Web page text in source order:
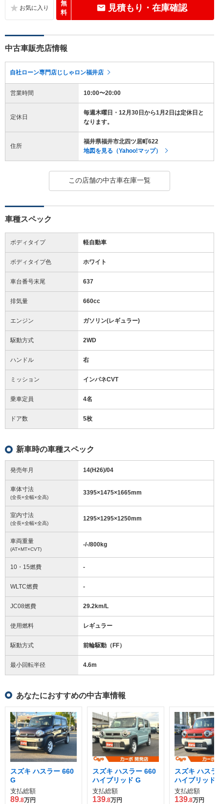
無
料
見積もり・在庫確認
中古車販売店情報
自社ローン専門店じしゃロン福井店
営業時間 10:00〜20:00
定休日
毎週木曜日・12月30日から1月2日は定休日と
なります。
住所
福井県福井市北四ツ居町622
地図を見る（Yahoo!マップ）
この店舗の中古車在庫一覧
車種スペック
ボディタイプ 軽自動車
ボディタイプ色 ホワイト
車台番号末尾 637
排気量 660cc
エンジン ガソリン(レギュラー)
駆動方式 2WD
ハンドル 右
ミッション インパネCVT
乗車定員 4名
ドア数 5枚
新車時の車種スペック
発売年月 14(H26)/04
車体寸法
(全長×全幅×全高)
3395×1475×1665mm
室内寸法
(全長×全幅×全高)
1295×1295×1250mm
車両重量
(AT×MT×CVT)
-/-/800kg
10・15燃費 -
WLTC燃費 -
JC08燃費 29.2km/L
使用燃料 レギュラー
駆動方式 前輪駆動（FF）
最小回転半径 4.6m
あなたにおすすめの中古車情報
スズキ ハスラー 660
G
支払総額
89.8万円
スズキ ハスラー 660
ハイブリッド G
支払総額
139.8万円
スズキ ハス
ハイブリッド
支払総額
139.8万円